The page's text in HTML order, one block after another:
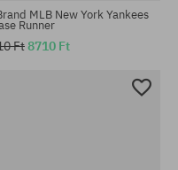
MLB New York Yankees
Runner
Ft8710 Ft